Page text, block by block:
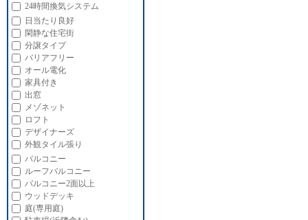
24時間換気システム
日当たり良好
閑静な住宅街
分譲タイプ
バリアフリー
オール電化
家具付き
出窓
メゾネット
ロフト
デザイナーズ
外観タイル張り
バルコニー
ルーフバルコニー
バルコニー2面以上
ウッドデッキ
庭(専用庭)